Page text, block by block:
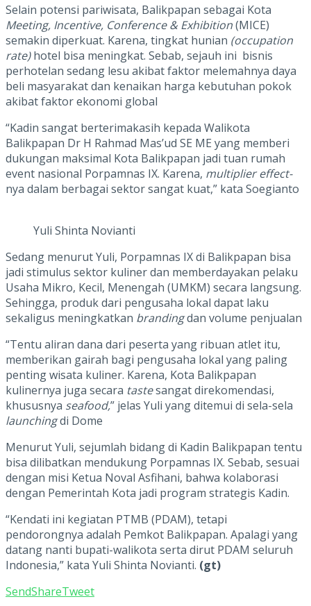
Selain potensi pariwisata, Balikpapan sebagai Kota
Meeting, Incentive, Conference & Exhibition(MICE)
semakin diperkuat. Karena, tingkat hunian (occupation
rate)hotel bisa meningkat. Sebab, sejauh ini bisnis
perhotelan sedang lesu akibat faktor melemahnya daya
beli masyarakat dan kenaikan harga kebutuhan pokok
akibat faktor ekonomi global
“Kadin sangat berterimakasih kepada Walikota
Balikpapan Dr H Rahmad Mas’ud SE ME yang memberi
dukungan maksimal Kota Balikpapan jadi tuan rumah
event nasional Porpamnas IX. Karena, multiplier effect-
nya dalam berbagai sektor sangat kuat,” kata Soegianto
Yuli Shinta Novianti
Sedang menurut Yuli, Porpamnas IX di Balikpapan bisa
jadi stimulus sektor kuliner dan memberdayakan pelaku
Usaha Mikro, Kecil, Menengah (UMKM) secara langsung.
Sehingga, produk dari pengusaha lokal dapat laku
sekaligus meningkatkan brandingdan volume penjualan
“Tentu aliran dana dari peserta yang ribuan atlet itu,
memberikan gairah bagi pengusaha lokal yang paling
penting wisata kuliner. Karena, Kota Balikpapan
kulinernya juga secara tastesangat direkomendasi,
khususnya seafood,” jelas Yuli yang ditemui di sela-sela
launchingdi Dome
Menurut Yuli, sejumlah bidang di Kadin Balikpapan tentu
bisa dilibatkan mendukung Porpamnas IX. Sebab, sesuai
dengan misi Ketua Noval Asfihani, bahwa kolaborasi
dengan Pemerintah Kota jadi program strategis Kadin.
“Kendati ini kegiatan PTMB (PDAM), tetapi
pendorongnya adalah Pemkot Balikpapan. Apalagi yang
datang nanti bupati-walikota serta dirut PDAM seluruh
Indonesia,” kata Yuli Shinta Novianti. (gt)
SendShareTweet